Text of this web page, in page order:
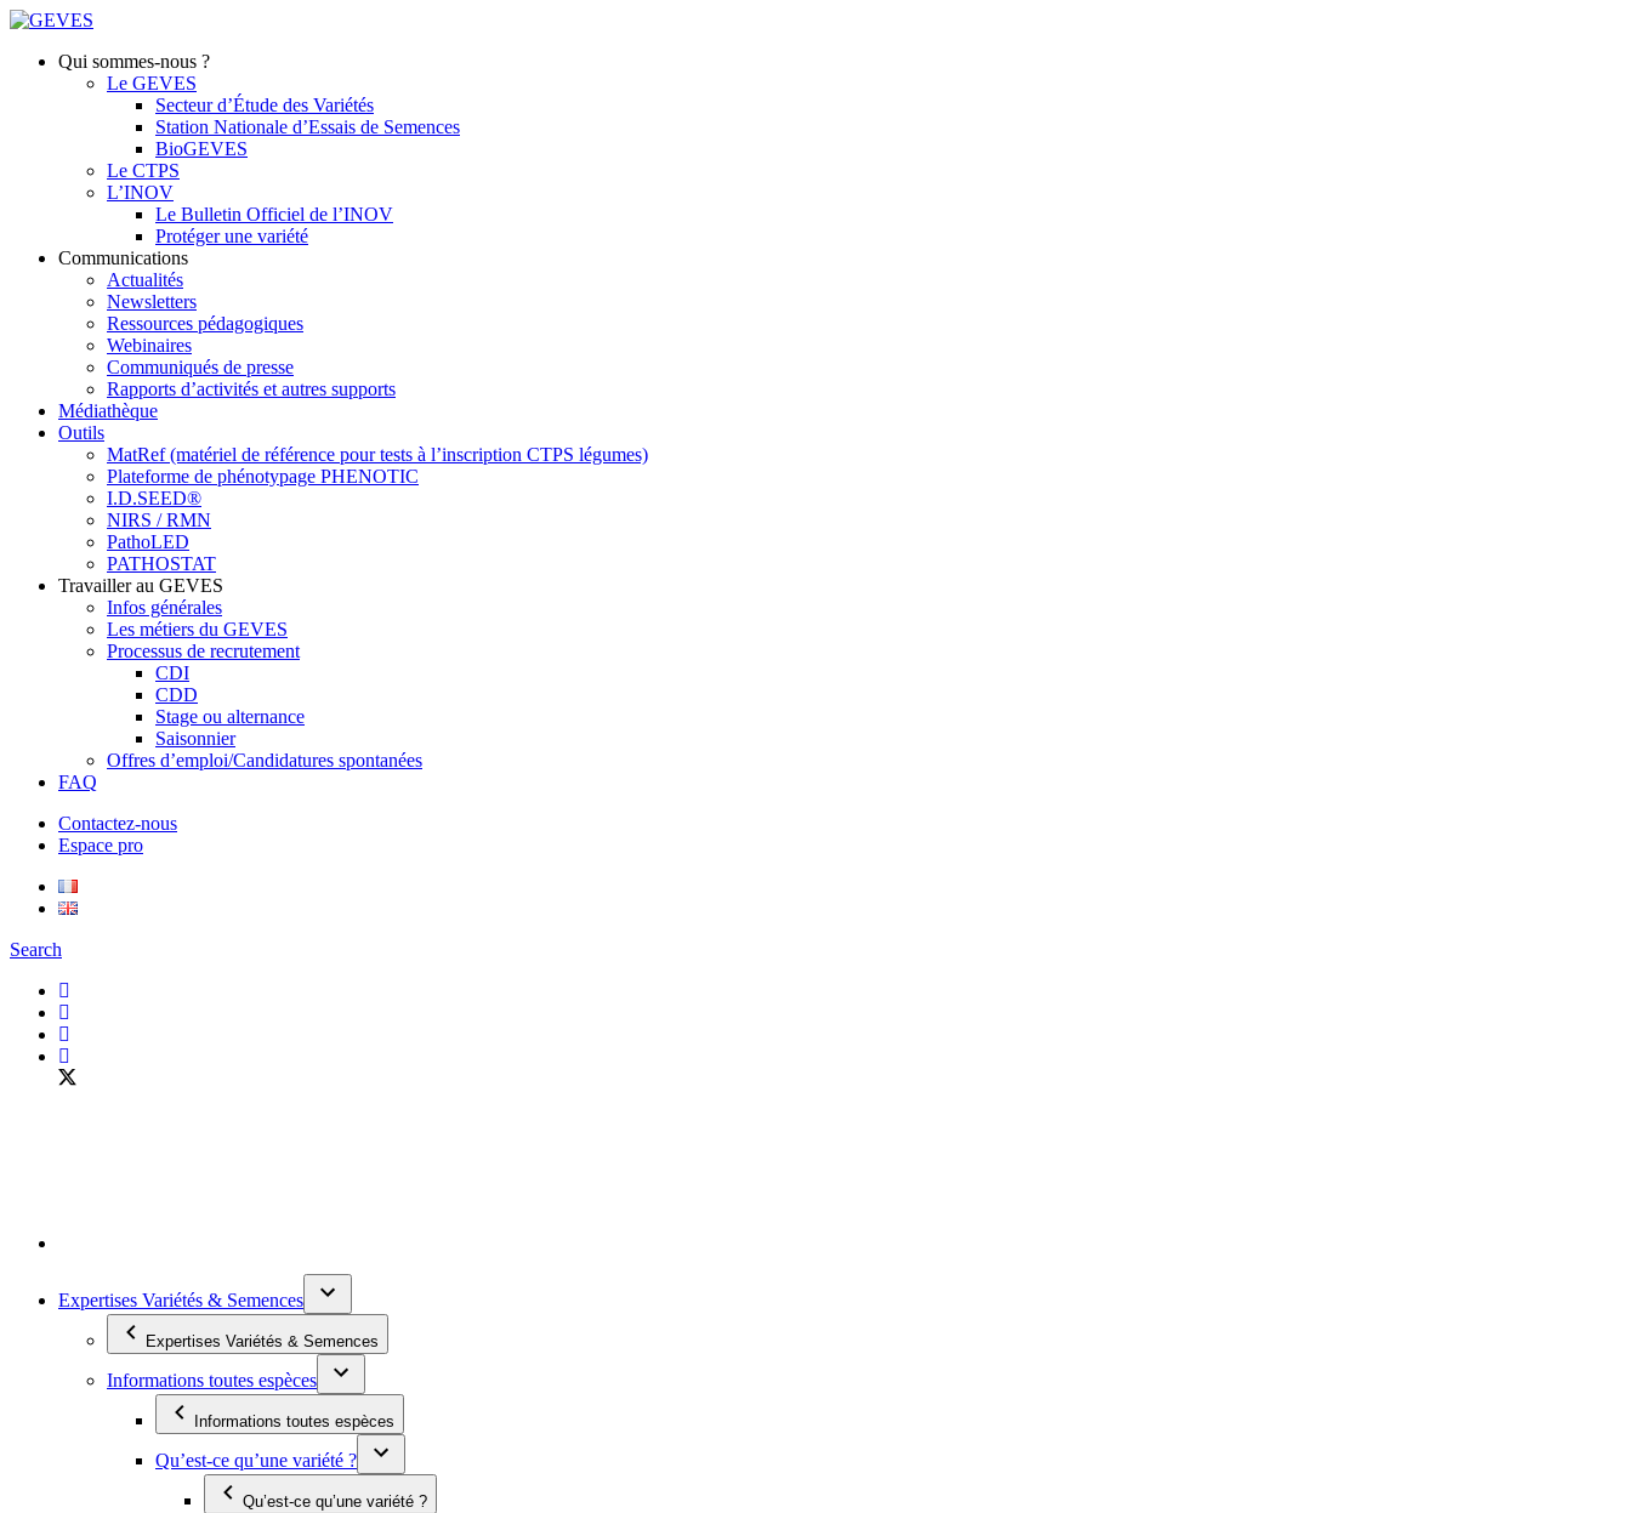
Qui sommes-nous ?
Le GEVES
Secteur d’Étude des Variétés
Station Nationale d’Essais de Semences
BioGEVES
Le CTPS
L’INOV
Le Bulletin Officiel de l’INOV
Protéger une variété
Communications
Actualités
Newsletters
Ressources pédagogiques
Webinaires
Communiqués de presse
Rapports d’activités et autres supports
Médiathèque
Outils
MatRef (matériel de référence pour tests à l’inscription CTPS légumes)
Plateforme de phénotypage PHENOTIC
I.D.SEED®
NIRS / RMN
PathoLED
PATHOSTAT
Travailler au GEVES
Infos générales
Les métiers du GEVES
Processus de recrutement
CDI
CDD
Stage ou alternance
Saisonnier
Offres d’emploi/Candidatures spontanées
FAQ
Contactez-nous
Espace pro
Search
Expertises Variétés & Semences
Expertises Variétés & Semences
Informations toutes espèces
Informations toutes espèces
Qu’est-ce qu’une variété ?
Qu’est-ce qu’une variété ?